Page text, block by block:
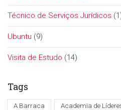
Técnico de Serviços Jurídicos
Ubuntu (9)
Visita de Estudo (14)
Tags
A Barraca
Academia de